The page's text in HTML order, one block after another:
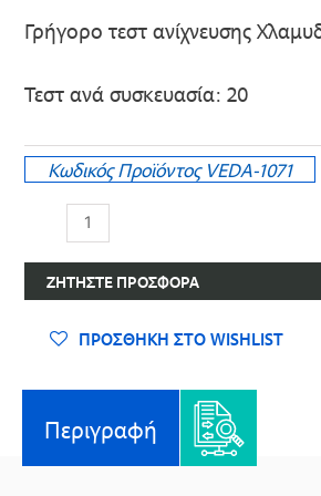
Γρήγορο τεστ ανίχνευσης
Τεστ ανά συσκευασία: 20
Κωδικός Προϊόντος VEDA-1071
Χλαμυδίων
ποσότητα
ΖΗΤΉΣΤΕ ΠΡΟΣΦΟΡΆ
ΠΡΟΣΘΉΚΗ ΣΤΟ WISHLIST
Περιγραφή